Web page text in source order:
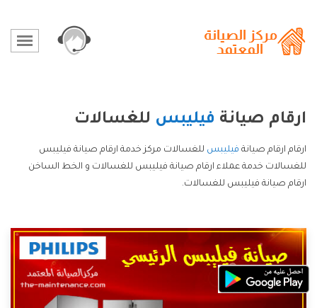
ارقام صيانة فيليبس للغسالات
ارقام ارقام صيانة فيليبس للغسالات مركز خدمة ارقام صيانة فيليبس
للغسالات خدمة عملاء ارقام صيانة فيليبس للغسالات و الخط الساخن
ارقام صيانة فيليبس للغسالات.